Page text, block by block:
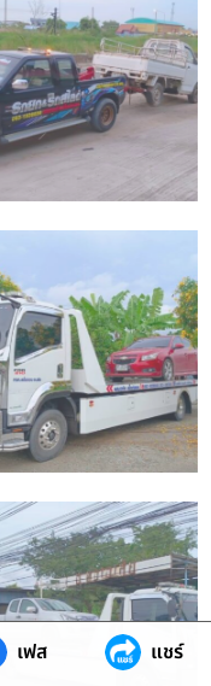
เฟส แชร์